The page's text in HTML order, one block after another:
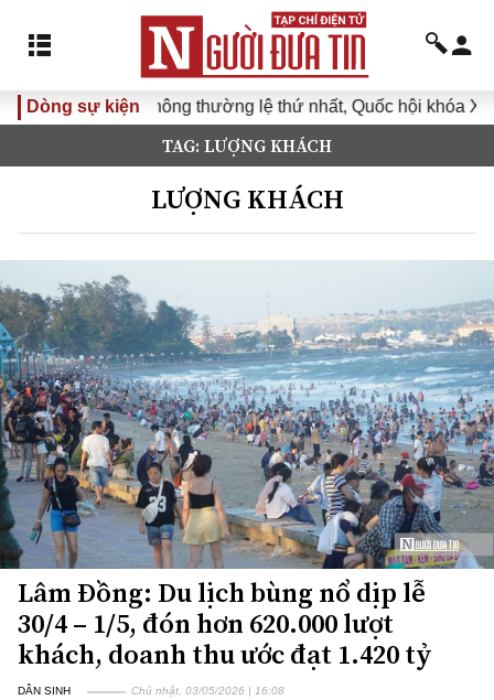
Dòng sự kiện
không thường lệ thứ nhất, Quốc hội khóa XVI Đưa
TAG: LƯỢNG KHÁCH
LƯỢNG KHÁCH
Lâm Đồng: Du lịch bùng nổ dịp lễ
30/4 – 1/5, đón hơn 620.000 lượt
khách, doanh thu ước đạt 1.420 tỷ
DÂN SINH Chủ nhật, 03/05/2026 | 16:08